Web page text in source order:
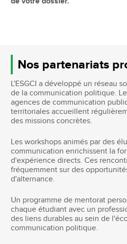
Nos partenariats
L'ESGCI a développé un réseau
de la communication politique.
agences de communication
territoriales accueillent
des missions concrètes.
Les workshops animés par des
communication enrichissent la
d'expérience directs. Ces
fréquemment sur des
d'alternance.
Un programme de mentorat
chaque étudiant avec un
des liens durables au sein de
communication politique.